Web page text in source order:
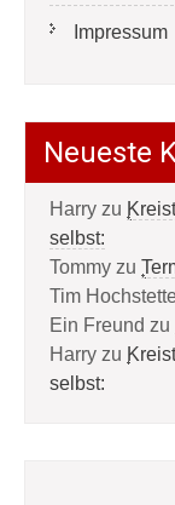
Impressum
Neueste
Harry zu
selbst:
Tommy zu
Tim
Ein Freund zu
Harry zu
selbst: